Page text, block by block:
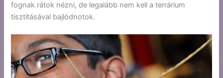
fognak rátok nézni, de legalább nem kell a terrárium
tisztításával bajlódnotok.